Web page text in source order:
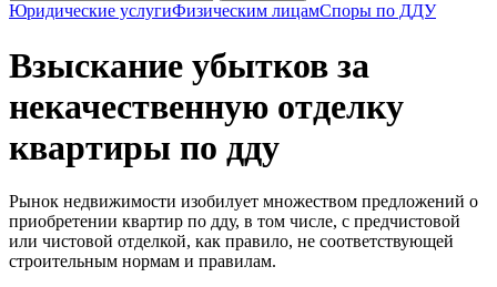
Юридические услугиФизическим лицамСпоры по ДДУ
Взыскание убытков за
некачественную отделку
квартиры по дду
Рынок недвижимости изобилует множеством предложений о
приобретении квартир по дду, в том числе, с предчистовой
или чистовой отделкой, как правило, не соответствующей
строительным нормам и правилам.